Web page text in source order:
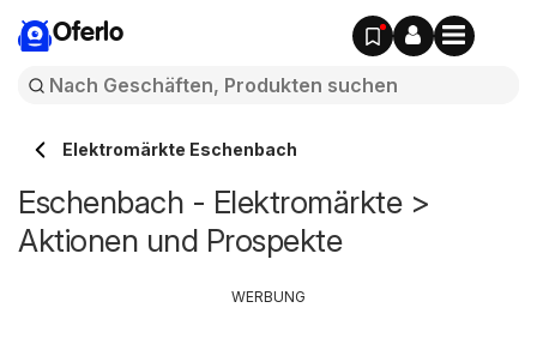
Oferlo
Elektromärkte Eschenbach
Eschenbach - Elektromärkte >
Aktionen und Prospekte
WERBUNG